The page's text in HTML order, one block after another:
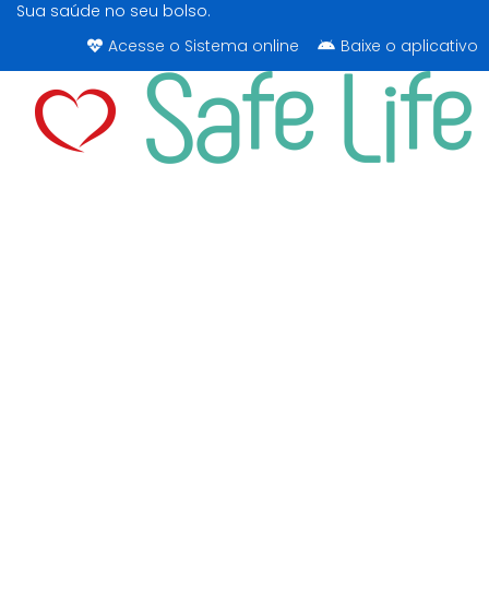
Sua saúde no seu bolso.
Acesse o Sistema online
Baixe o aplicativo